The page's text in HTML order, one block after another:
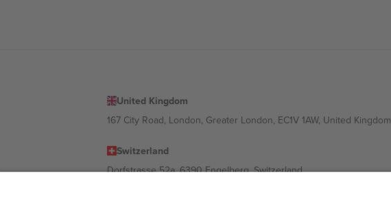
United Kingdom
167 City Road, London, Greater London, EC1V 1AW, United Kingdom
Switzerland
Dorfstrasse 52a, 6390 Engelberg, Switzerland